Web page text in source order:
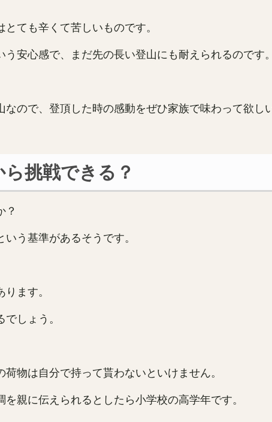
ても辛くて苦しいものです。
安心感で、まだ先の長い登山にも耐えられるのです。
ので、登頂した時の感動をぜひ家族で味わって欲し
挑戦できる？
？
う基準があるそうです。
ます。
しょう。
物は自分で持って貰わないといけません。
親に伝えられるとしたら小学校の高学年です。